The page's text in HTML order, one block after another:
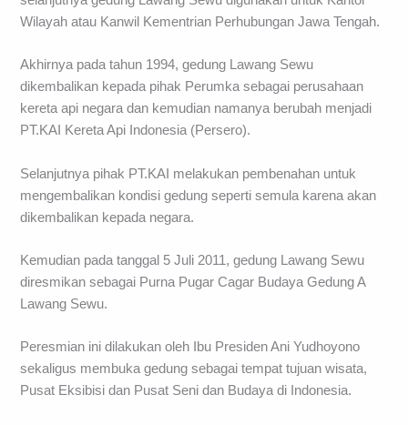
Wilayah atau Kanwil Kementrian Perhubungan Jawa Tengah.
Akhirnya pada tahun 1994, gedung Lawang Sewu
dikembalikan kepada pihak Perumka sebagai perusahaan
kereta api negara dan kemudian namanya berubah menjadi
PT.KAI Kereta Api Indonesia (Persero).
Selanjutnya pihak PT.KAI melakukan pembenahan untuk
mengembalikan kondisi gedung seperti semula karena akan
dikembalikan kepada negara.
Kemudian pada tanggal 5 Juli 2011, gedung Lawang Sewu
diresmikan sebagai Purna Pugar Cagar Budaya Gedung A
Lawang Sewu.
Peresmian ini dilakukan oleh Ibu Presiden Ani Yudhoyono
sekaligus membuka gedung sebagai tempat tujuan wisata,
Pusat Eksibisi dan Pusat Seni dan Budaya di Indonesia.